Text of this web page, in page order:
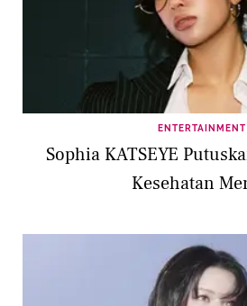
ENTERTAINMENT
Sophia KATSEYE
Kesehatan